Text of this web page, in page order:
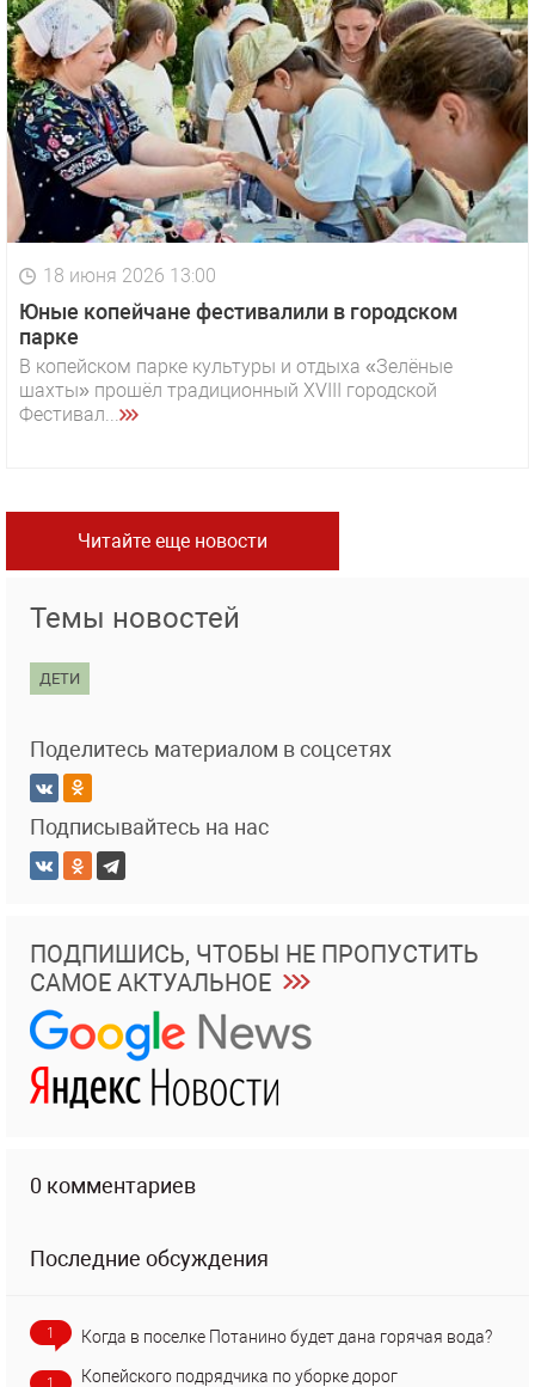
18 июня 2026 13:00
Юные копейчане фестивалили в городском
парке
В копейском парке культуры и отдыха «Зелёные
шахты» прошёл традиционный XVIII городской
Фестивал...
Читайте еще новости
Темы новостей
ДЕТИ
Поделитесь материалом в соцсетях
Подписывайтесь на нас
ПОДПИШИСЬ, ЧТОБЫ НЕ ПРОПУСТИТЬ
САМОЕ АКТУАЛЬНОЕ
0 комментариев
Последние обсуждения
1 Когда в поселке Потанино будет дана горячая вода?
1
Копейского подрядчика по уборке дорог